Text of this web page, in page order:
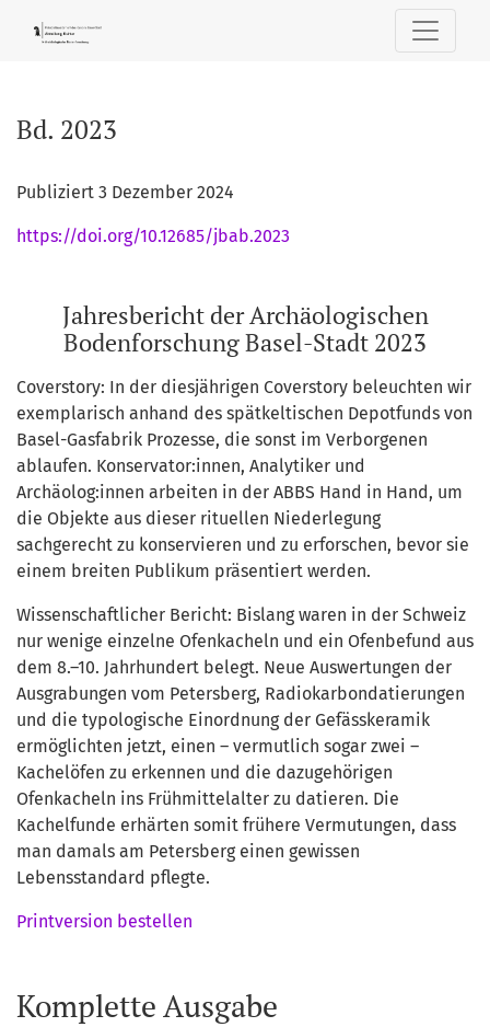
Bd. 2023: Jahresbericht der Archäologischen
Bd. 2023
Publiziert 3 Dezember 2024
https://doi.org/10.12685/jbab.2023
Jahresbericht der Archäologischen
Bodenforschung Basel-Stadt 2023
Coverstory: In der diesjährigen Coverstory beleuchten wir
exemplarisch anhand des spätkeltischen Depotfunds von
Basel-Gasfabrik Prozesse, die sonst im Verborgenen
ablaufen. Konservator:innen, Analytiker und
Archäolog:innen arbeiten in der ABBS Hand in Hand, um
die Objekte aus dieser rituellen Niederlegung
sachgerecht zu konservieren und zu erforschen, bevor sie
einem breiten Publikum präsentiert werden.
Wissenschaftlicher Bericht: Bislang waren in der Schweiz
nur wenige einzelne Ofenkacheln und ein Ofenbefund aus
dem 8.–10. Jahrhundert belegt. Neue Auswertungen der
Ausgrabungen vom Petersberg, Radiokarbondatierungen
und die typologische Einordnung der Gefässkeramik
ermöglichten jetzt, einen – vermutlich sogar zwei –
Kachelöfen zu erkennen und die dazugehörigen
Ofenkacheln ins Frühmittelalter zu datieren. Die
Kachelfunde erhärten somit frühere Vermutungen, dass
man damals am Petersberg einen gewissen
Lebensstandard pflegte.
Printversion bestellen
Komplette Ausgabe